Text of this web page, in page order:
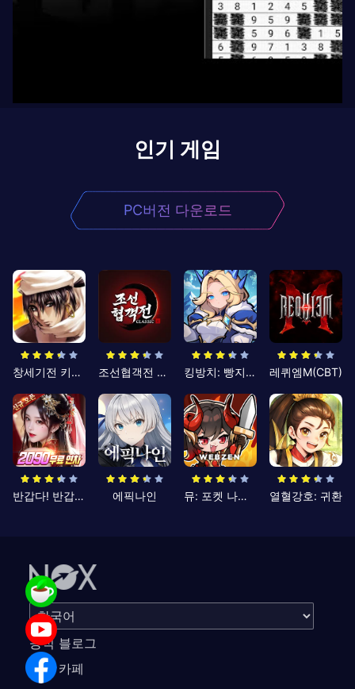
인기 게임
PC버전 다운로드
창세기전 키우기 조선협객전 클래식 킹방치: 빵지의 제왕 레퀴엠M(CBT)
반갑다! 반갑삼국지 에픽나인 뮤: 포켓 나이츠 열혈강호: 귀환
공식 블로그
공식 카페